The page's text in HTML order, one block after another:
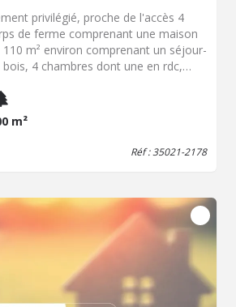
privilégié, proche de l'accès 4
de ferme comprenant une maison
m² environ comprenant un séjour-
4 chambres dont une en rdc,
un terrain de 1 hectare 45ares
possibilité, à visiter
m²
Réf : 35021-2178